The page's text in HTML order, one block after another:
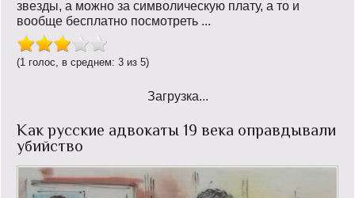
звезды, а можно за символическую плату, а то и
вообще бесплатно посмотреть ...
(1 голос, в среднем: 3 из 5)
Загрузка...
Как русские адвокаты 19 века оправдывали
убийство